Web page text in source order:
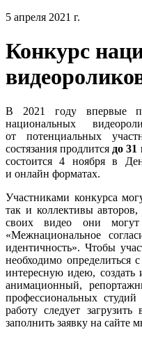
5 апреля 2021 г.
Конкурс
В 2021 году впервые
национальных
от потенциальных
состязания продлится до
состоится 4 ноября в
и онлайн форматах.
Участниками конкурса
так и коллективы
своих видео они
«Межнациональное
идентичность». Чтобы
необходимо определиться
интересную идею, создать
анимационный,
профессиональных
работу следует
заполнить заявку на сайте